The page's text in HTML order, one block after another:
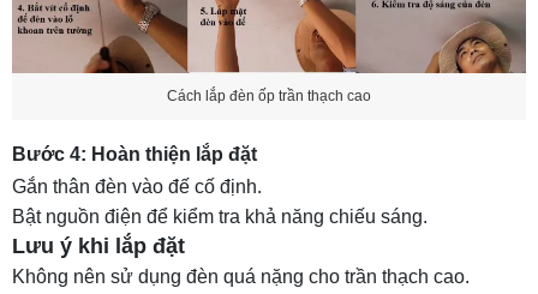
Cách lắp đèn ốp trần thạch cao
Bước 4: Hoàn thiện lắp đặt
Gắn thân đèn vào đế cố định.
Bật nguồn điện để kiểm tra khả năng chiếu sáng.
Lưu ý khi lắp đặt
Không nên sử dụng đèn quá nặng cho trần thạch cao.